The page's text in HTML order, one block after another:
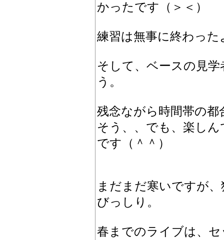
かったです（＞＜）
練習は無事に終わっ
そして、ベースの見
う。
残念ながら時間帯の
そう、、でも、楽し
です（＾＾）
まだまだ寒いですが
びっしり。
春までのライブは、